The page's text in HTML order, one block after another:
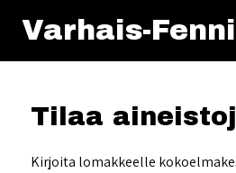
Varhais-
Tilaa
Kirjoita lomakkeelle